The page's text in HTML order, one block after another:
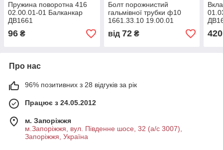
Пружина поворотна 416
02.00.01-01 Балканкар
ДВ1661
96 ₴
Болт порожнистий
гальмівної трубки ф10
1661.33.10 19.00.01
Балканкар ДВ1661
від 72₴ 420
Про нас
96% позитивних з 28 відгуків за рік
Працює з 24.05.2012
м. Запоріжжя
м.Запоріжжя, вул. Південне шосе, 32 (а/с 3007),
Запоріжжя, Україна